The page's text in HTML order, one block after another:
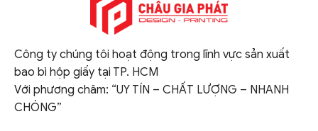
Công ty chúng tôi hoạt động trong lĩnh vực sản xuất
bao bì hộp giấy tại TP. HCM
Với phương châm: “UY TÍN – CHẤT LƯỢNG – NHANH
CHÓNG”